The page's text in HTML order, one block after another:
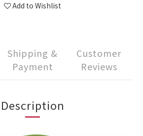
Add to Wishlist
Shipping &
Payment
Customer
Reviews
Description